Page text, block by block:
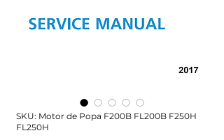
SKU: Motor de Popa F200B FL200B F250H
FL250H